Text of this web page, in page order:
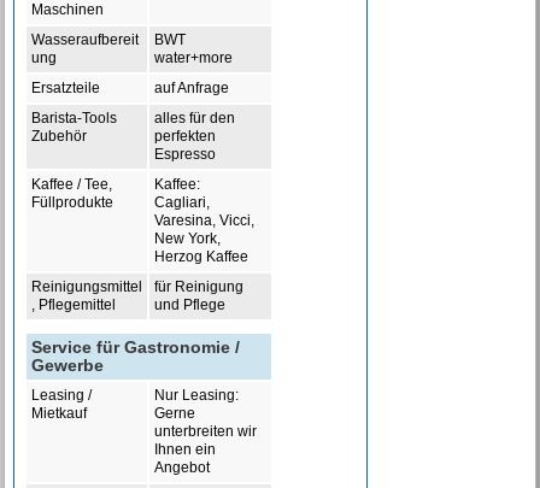
Maschinen
Wasseraufbereit
ung
BWT
water+more
Ersatzteile
auf Anfrage
Barista-Tools
Zubehör
alles für den
perfekten
Espresso
Kaffee / Tee,
Füllprodukte
Kaffee:
Cagliari,
Varesina, Vicci,
New York,
Herzog Kaffee
Reinigungsmittel
, Pflegemittel
für Reinigung
und Pflege
Service für Gastronomie /
Gewerbe
Leasing /
Mietkauf
Nur Leasing:
Gerne
unterbreiten wir
Ihnen ein
Angebot